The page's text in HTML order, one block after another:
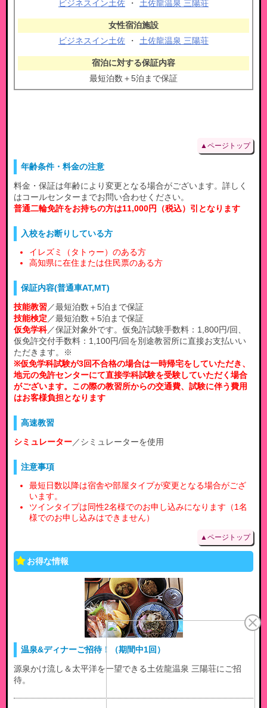
ビジネスイン土佐 ・ 土佐龍温泉 三陽荘
ビジネスイン土佐 ・ 土佐龍温泉 三陽荘
最短泊数＋5泊まで保証
▲ページトップ
年齢条件・料金の注意
料金・保証は年齢により変更となる場合がございます。詳しく
はコールセンターまでお問い合わせください。
普通二輪免許をお持ちの方は11,000円（税込）引となります
入校をお断りしている方
イレズミ（タトゥー）のある方
高知県に在住または住民票のある方
保証内容(普通車AT,MT)
技能教習／最短泊数＋5泊まで保証
技能検定 ／最短泊数＋5泊まで保証
仮免学科／保証対象外です。仮免許試験手数料：1,800円/回、
仮免許交付手数料：1,100円/回を別途教習所に直接お支払いい
ただきます。※
※仮免学科試験が3回不合格の場合は一時帰宅をしていただき、
地元の免許センターにて直接学科試験を受験していただく場合
がございます。この際の教習所からの交通費、試験に伴う費用
はお客様負担となります
高速教習
シミュレーター／シミュレーターを使用
注意事項
最短日数以降は宿舎や部屋タイプが変更となる場合がござ
います。
ツインタイプは同性2名様でのお申し込みになります（1名
様でのお申し込みはできません）
▲ページトップ
お得な情報
温泉&ディナーご招待！（期間中1回）
源泉かけ流し＆太平洋を一望できる土佐龍温泉 三陽荘にご招
待。